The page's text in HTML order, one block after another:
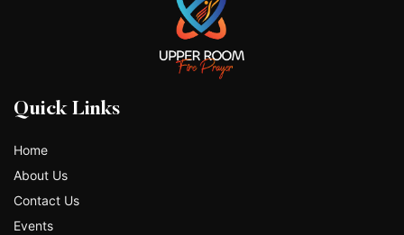
Quick Links
Home
About Us
Contact Us
Events